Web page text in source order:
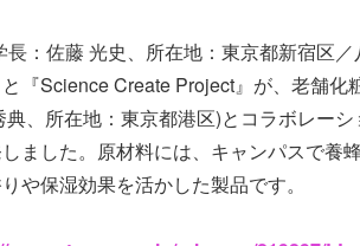
長：佐藤 光史、所在地：東京都新宿区
『Science Create Project』が、老舗
、所在地：東京都港区)とコラボレー
ました。原材料には、キャンパスで養
や保湿効果を活かした製品です。